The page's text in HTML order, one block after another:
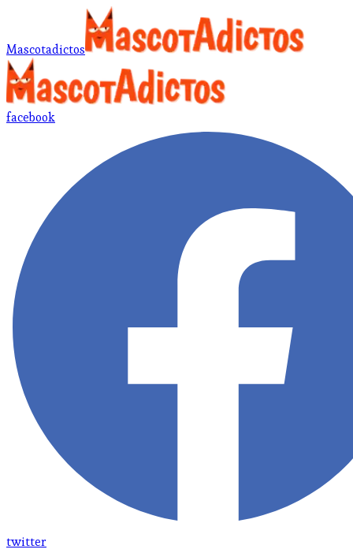
Mascotadictos
facebook
twitter